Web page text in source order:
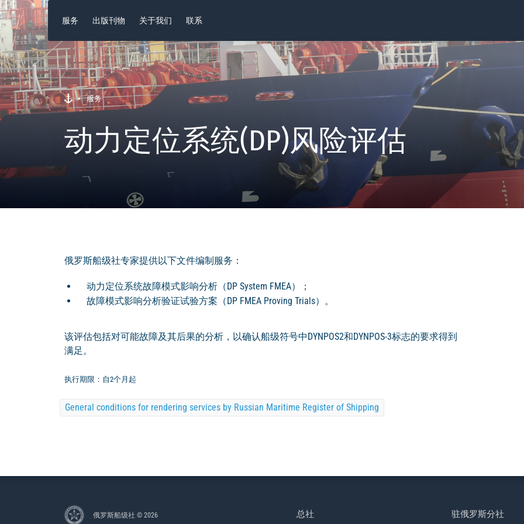
服务 出版刊物 关于我们 联系
服务
动力定位系统(DP)风险评估
俄罗斯船级社专家提供以下文件编制服务：
动力定位系统故障模式影响分析（DP System FMEA）；
故障模式影响分析验证试验方案（DP FMEA Proving Trials）。
该评估包括对可能故障及其后果的分析，以确认船级符号中DYNPOS2和DYNPOS-3标志的要求得到
满足。
执行期限：自2个月起
General conditions for rendering services by Russian Maritime Register of Shipping
总社 驻俄罗斯分社
俄罗斯船级社 © 2026